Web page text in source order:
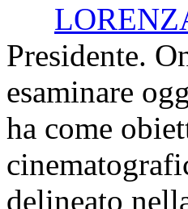
Presidente.
esaminare
ha come
delineato